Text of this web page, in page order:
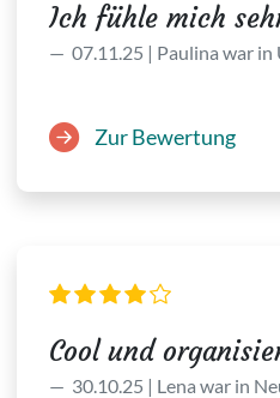
Ich fühle mich
07.11.25 | Paulina war in
Zur Bewertung
Cool und
30.10.25 | Lena war in